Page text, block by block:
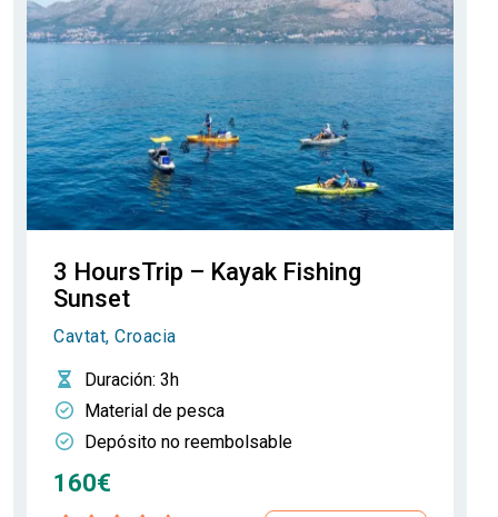
3 HoursTrip – Kayak Fishing
Sunset
Cavtat, Croacia
Duración: 3h
Material de pesca
Depósito no reembolsable
160€